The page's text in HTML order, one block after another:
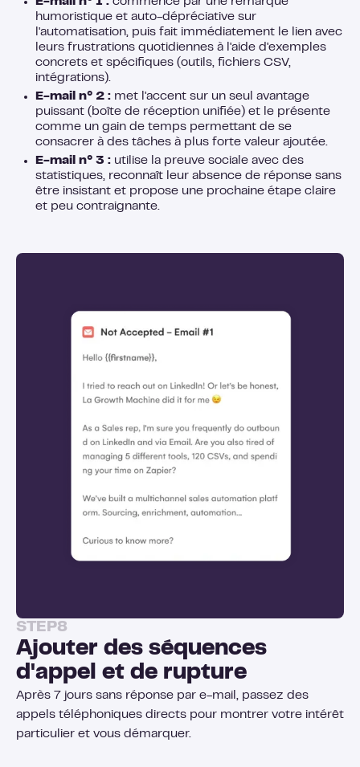
humoristique et auto-dépréciative sur
l'automatisation, puis fait immédiatement le lien avec
leurs frustrations quotidiennes à l'aide d'exemples
concrets et spécifiques (outils, fichiers CSV,
intégrations).
E-mail n° 2 : met l'accent sur un seul avantage
puissant (boîte de réception unifiée) et le présente
comme un gain de temps permettant de se
consacrer à des tâches à plus forte valeur ajoutée.
E-mail n° 3 : utilise la preuve sociale avec des
statistiques, reconnaît leur absence de réponse sans
être insistant et propose une prochaine étape claire
et peu contraignante.
STEP8
Ajouter des séquences
d'appel et de rupture
Après 7 jours sans réponse par e-mail, passez des
appels téléphoniques directs pour montrer votre intérêt
particulier et vous démarquer.